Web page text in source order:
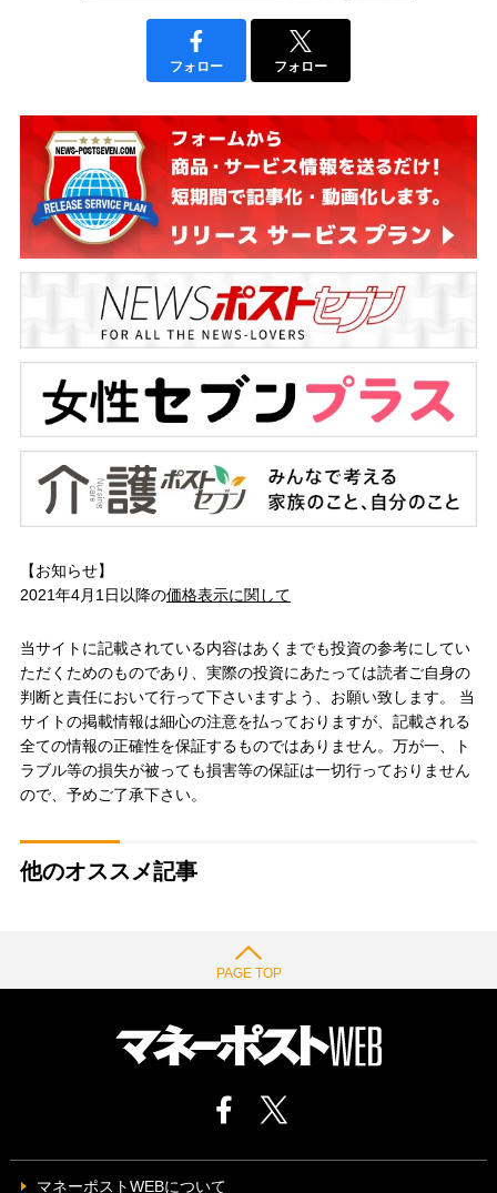
フォロー フォロー
【お知らせ】
2021年4月1日以降の価格表示に関して
当サイトに記載されている内容はあくまでも投資の参考にしてい
ただくためのものであり、実際の投資にあたっては読者ご自身の
判断と責任において行って下さいますよう、お願い致します。 当
サイトの掲載情報は細心の注意を払っておりますが、記載される
全ての情報の正確性を保証するものではありません。万が一、ト
ラブル等の損失が被っても損害等の保証は一切行っておりません
ので、予めご了承下さい。
他のオススメ記事
PAGE TOP
マネーポストWEBについて